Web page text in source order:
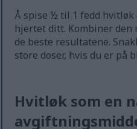
Å spise ½ til 1 fedd hvitløk
hjertet ditt. Kombiner den
de beste resultatene.
store doser, hvis du er på
Hvitløk som en